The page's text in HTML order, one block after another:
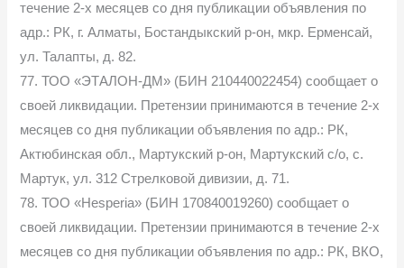
течение 2-х месяцев со дня публикации объявления по
адр.: РК, г. Алматы, Бостандыкский р-он, мкр. Ерменсай,
ул. Талапты, д. 82.
77. ТОО «ЭТАЛОН-ДМ» (БИН 210440022454) сообщает о
своей ликвидации. Претензии принимаются в течение 2-х
месяцев со дня публикации объявления по адр.: РК,
Актюбинская обл., Мартукский р-он, Мартукский с/о, с.
Мартук, ул. 312 Стрелковой дивизии, д. 71.
78. ТОО «Hesperia» (БИН 170840019260) сообщает о
своей ликвидации. Претензии принимаются в течение 2-х
месяцев со дня публикации объявления по адр.: РК, ВКО,